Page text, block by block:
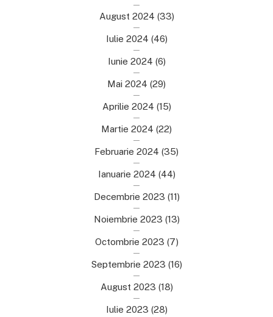
August 2024 (33)
Iulie 2024 (46)
Iunie 2024 (6)
Mai 2024 (29)
Aprilie 2024 (15)
Martie 2024 (22)
Februarie 2024 (35)
Ianuarie 2024 (44)
Decembrie 2023 (11)
Noiembrie 2023 (13)
Octombrie 2023 (7)
Septembrie 2023 (16)
August 2023 (18)
Iulie 2023 (28)